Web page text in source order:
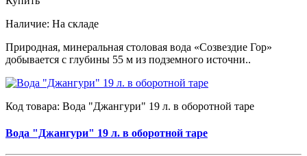
Наличие: На складе
Природная, минеральная столовая вода «Созвездие Гор»
добывается с глубины 55 м из подземного источни..
Код товара: Вода "Джангури" 19 л. в оборотной таре
Вода "Джангури" 19 л. в оборотной таре